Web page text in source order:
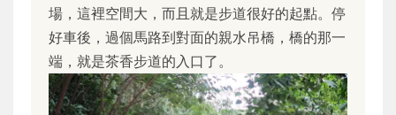
場，這裡空間大，而且就是步道很好的起點。停
好車後，過個馬路到對面的親水吊橋，橋的那一
端，就是茶香步道的入口了。